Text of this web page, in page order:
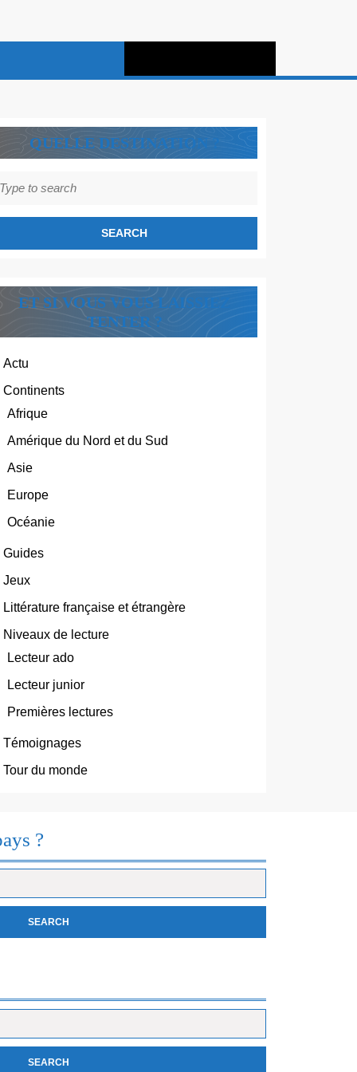
QUELLE DESTINATION ?
ET SI VOUS VOUS LAISSIEZ
TENTER ?
Actu
Continents
Afrique
Amérique du Nord et du Sud
Asie
Europe
Océanie
Guides
Jeux
Littérature française et étrangère
Niveaux de lecture
Lecteur ado
Lecteur junior
Premières lectures
Témoignages
Tour du monde
?